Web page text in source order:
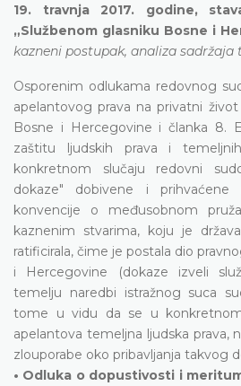
19. travnja 2017. godine,
„Službenom glasniku Bosne i
kazneni postupak, analiza sadržaja
Osporenim odlukama redovnog
apelantovog prava na privatni
Bosne i Hercegovine i članka 8.
zaštitu ljudskih prava i
konkretnom slučaju redovni
dokaze" dobivene i prihvaćene
konvencije o međusobnom
kaznenim stvarima, koju je
ratificirala, čime je postala dio
i Hercegovine (dokaze izveli
temelju naredbi istražnog suca
tome u vidu da se u
apelantova temeljna ljudska prava,
zlouporabe oko pribavljanja takvog
• Odluka o dopustivosti i